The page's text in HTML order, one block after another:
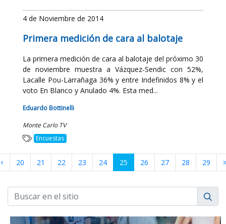
4 de Noviembre de 2014
Primera medición de cara al balotaje
La primera medición de cara al balotaje del próximo 30
de noviembre muestra a Vázquez-Sendic con 52%,
Lacalle Pou-Larrañaga 36% y entre Indefinidos 8% y el
voto En Blanco y Anulado 4%. Esta med...
Eduardo Bottinelli
Monte Carlo TV
Encuestas
20 21 22 23 24 25 26 27 28 29